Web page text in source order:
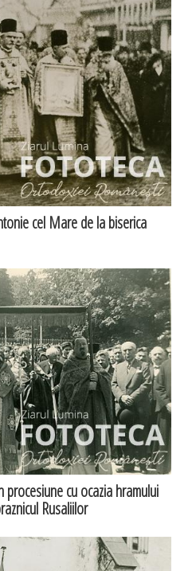
cel Mare de la biserica
cu ocazia hramului
Rusaliilor